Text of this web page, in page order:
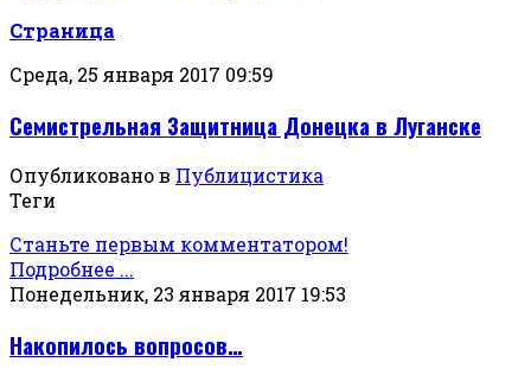
Страница
Среда, 25 января 2017 09:59
Семистрельная Защитница Донецка в Луганске
Опубликовано в Публицистика
Теги
Станьте первым комментатором!
Подробнее ...
Понедельник, 23 января 2017 19:53
Накопилось вопросов…